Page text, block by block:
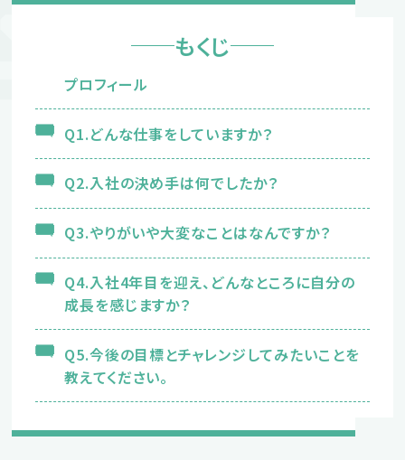
053-442-
企業サイト
Instagram
2028年版はこちら
もくじ
プロフィール
Q1.どんな仕事をしていますか？
Q2.入社の決め手は何でしたか？
Q3.やりがいや大変なことはなんですか？
Q4.入社4年目を迎え、どんなところに自分の
成長を感じますか？
Q5.今後の目標とチャレンジしてみたいことを
教えてください。